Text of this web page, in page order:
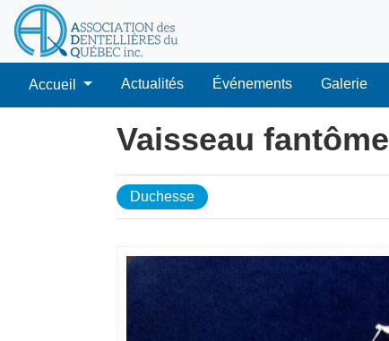
Accueil Actualités Événements Galerie
Vaisseau fantôme
Duchesse